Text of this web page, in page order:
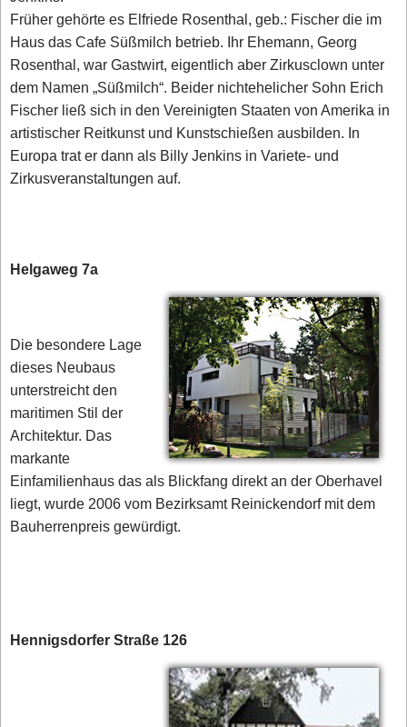
Früher gehörte es Elfriede Rosenthal, geb.: Fischer die im
Haus das Cafe Süßmilch betrieb. Ihr Ehemann, Georg
Rosenthal, war Gastwirt, eigentlich aber Zirkusclown unter
dem Namen „Süßmilch“. Beider nichtehelicher Sohn Erich
Fischer ließ sich in den Vereinigten Staaten von Amerika in
artistischer Reitkunst und Kunstschießen ausbilden. In
Europa trat er dann als Billy Jenkins in Variete- und
Zirkusveranstaltungen auf.
Helgaweg 7a
Die besondere Lage
dieses Neubaus
unterstreicht den
maritimen Stil der
Architektur. Das
markante
Einfamilienhaus das als Blickfang direkt an der Oberhavel
liegt, wurde 2006 vom Bezirksamt Reinickendorf mit dem
Bauherrenpreis gewürdigt.
Hennigsdorfer Straße 126